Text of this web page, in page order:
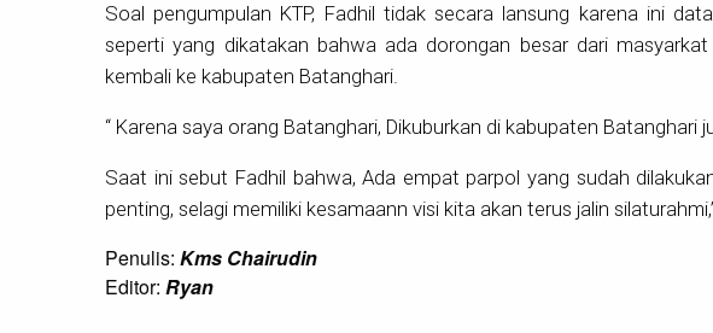
Soal pengumpulan KTP, Fadhil tidak secara lansung karena ini
seperti yang dikatakan bahwa ada dorongan besar dari
kembali ke kabupaten Batanghari.
“ Karena saya orang Batanghari, Dikuburkan di kabupaten Batanghari
Saat ini sebut Fadhil bahwa, Ada empat parpol yang sudah
penting, selagi memiliki kesamaann visi kita akan terus jalin
Penulis: Kms Chairudin
Editor: Ryan